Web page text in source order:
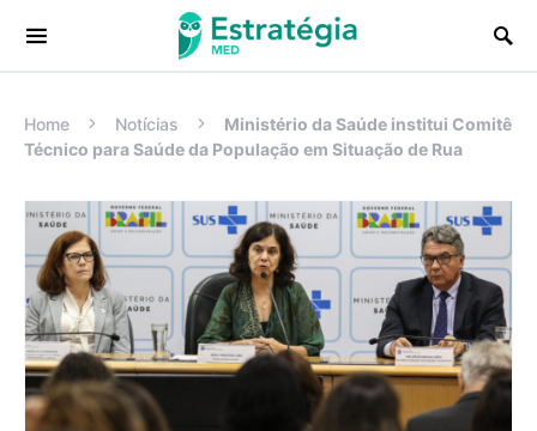
Procurar:
Home Notícias
Ministério da Saúde institui Comitê
Técnico para Saúde da População em Situação de Rua